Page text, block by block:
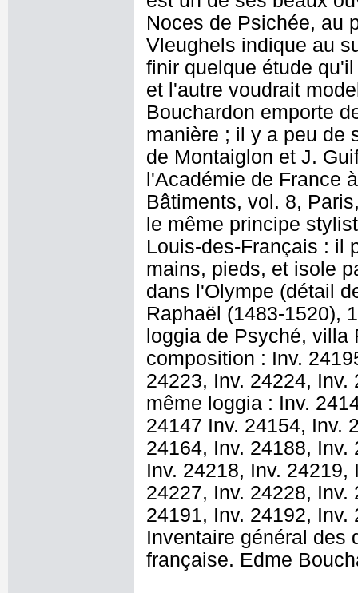
Noces de Psichée, au
Vleughels indique au
finir quelque étude
et l'autre voudrait
Bouchardon emporte
manière ; il y a peu de
de Montaiglon et J.
l'Académie de France
Bâtiments, vol. 8,
le même principe
Louis-des-Français : il
mains, pieds, et isole
dans l'Olympe (détail
Raphaël (1483-1520),
loggia de Psyché,
composition : Inv.
24223, Inv. 24224,
même loggia : Inv.
24147 Inv. 24154, Inv.
24164, Inv. 24188, Inv.
Inv. 24218, Inv. 24219,
24227, Inv. 24228,
24191, Inv. 24192, Inv.
Inventaire général des
française. Edme